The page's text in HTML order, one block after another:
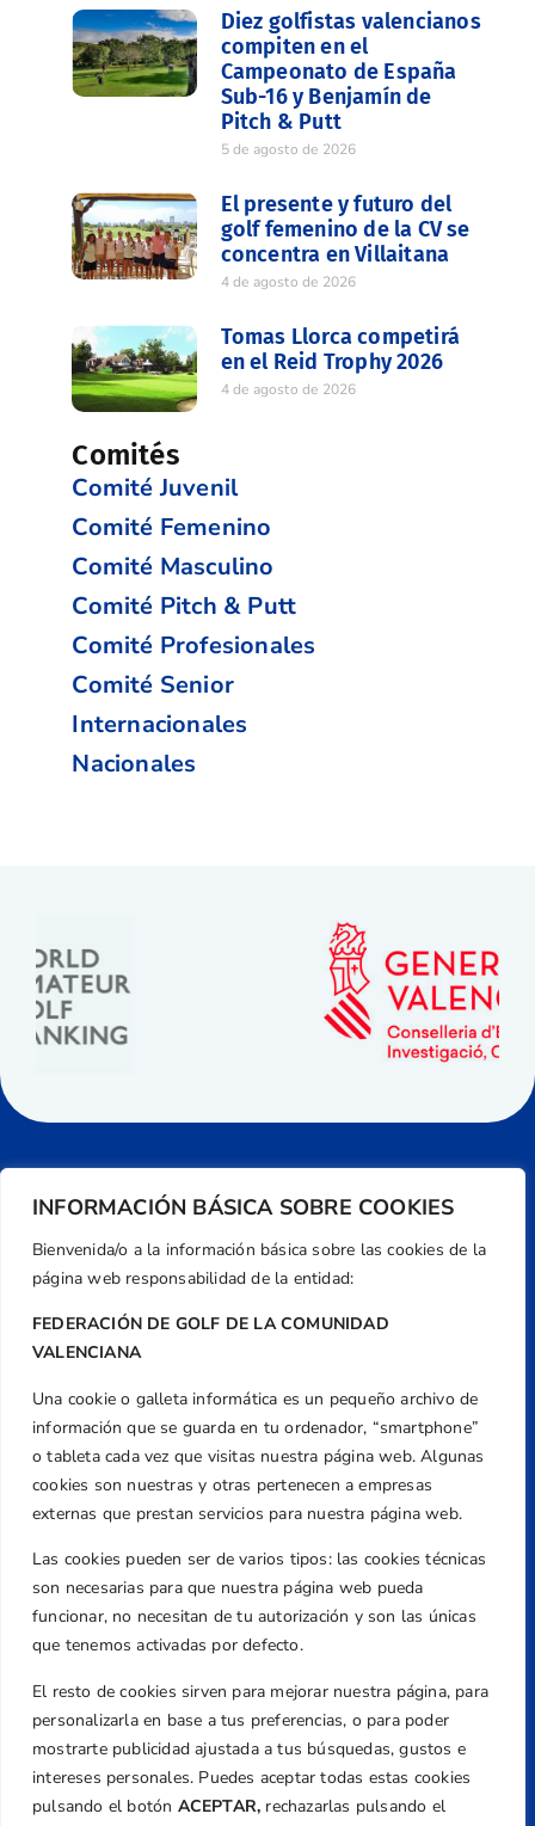
INFORMACIÓN BÁSICA SOBRE COOKIES
Bienvenida/o a la información básica sobre las cookies de la
página web responsabilidad de la entidad:
FEDERACIÓN DE GOLF DE LA COMUNIDAD
VALENCIANA
Una cookie o galleta informática es un pequeño archivo de
información que se guarda en tu ordenador, “smartphone”
o tableta cada vez que visitas nuestra página web. Algunas
cookies son nuestras y otras pertenecen a empresas
externas que prestan servicios para nuestra página web.
Las cookies pueden ser de varios tipos: las cookies técnicas
son necesarias para que nuestra página web pueda
funcionar, no necesitan de tu autorización y son las únicas
que tenemos activadas por defecto.
El resto de cookies sirven para mejorar nuestra página, para
personalizarla en base a tus preferencias, o para poder
mostrarte publicidad ajustada a tus búsquedas, gustos e
intereses personales. Puedes aceptar todas estas cookies
pulsando el botón ACEPTAR, rechazarlas pulsando el
Diez golfistas valencianos
compiten en el
Campeonato de España
Sub-16 y Benjamín de
Pitch & Putt
5 de agosto de 2026
El presente y futuro del
golf femenino de la CV se
concentra en Villaitana
4 de agosto de 2026
Tomas Llorca competirá
en el Reid Trophy 2026
4 de agosto de 2026
Comités
Comité Juvenil
Comité Femenino
Comité Masculino
Comité Pitch & Putt
Comité Profesionales
Comité Senior
Internacionales
Nacionales
Dirección
Centre de L´Esport, Carrer d'Isaac Peral i
Caballero, Nº 5, Despachos 2 y 3, 46980,
Valencia
Teléfono
+34 961 367 799
Email
federacion@golfcv.com
Aviso Legal
Política de Privacidad
Transparencia
Normativa